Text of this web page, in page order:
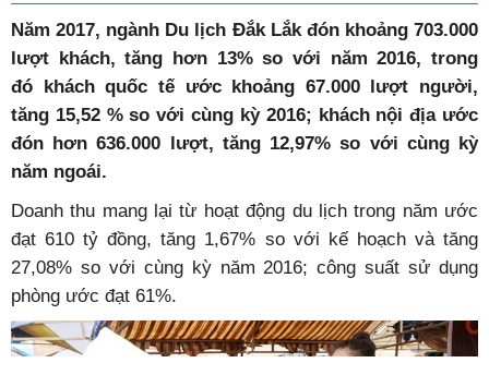
Năm 2017, ngành Du lịch Đắk Lắk đón khoảng 703.000
lượt khách, tăng hơn 13% so với năm 2016, trong
đó khách quốc tế ước khoảng 67.000 lượt người,
tăng 15,52 % so với cùng kỳ 2016; khách nội địa ước
đón hơn 636.000 lượt, tăng 12,97% so với cùng kỳ
năm ngoái.
Doanh thu mang lại từ hoạt động du lịch trong năm ước
đạt 610 tỷ đồng, tăng 1,67% so với kế hoạch và tăng
27,08% so với cùng kỳ năm 2016; công suất sử dụng
phòng ước đạt 61%.